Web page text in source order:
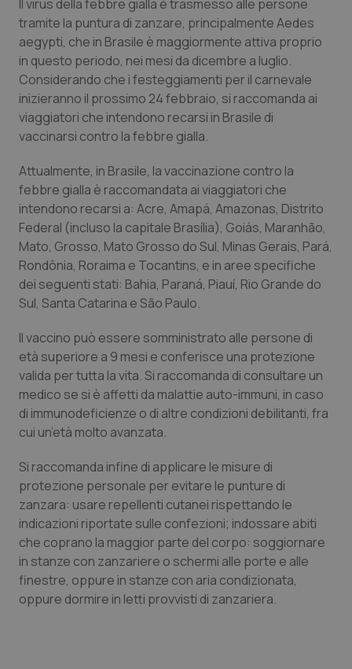
Provincia Autonoma di Bolzano
Provincia Autonoma di Trento
Puglia
Sicilia
Toscana
Umbria
Veneto
Infezioni & Febbre
Ipertensione & Scompenso
Malattie rare
Neuroscienze & patologie neurodegenerative
Obesità
Oftalmologia
Oncoematologia
Oncologia & Nutrizione
Psoriasi & pelle
Quotidiano Cardiologia
Quotidiano Chirurgia
Quotidiano Oncologia
Quotidiano Pediatria
Il virus della febbre gialla è trasmesso alle persone
tramite la puntura di zanzare, principalmente Aedes
aegypti, che in Brasile è maggiormente attiva proprio
in questo periodo, nei mesi da dicembre a luglio.
Considerando che i festeggiamenti per il carnevale
inizieranno il prossimo 24 febbraio, si raccomanda ai
viaggiatori che intendono recarsi in Brasile di
vaccinarsi contro la febbre gialla.
Attualmente, in Brasile, la vaccinazione contro la
febbre gialla è raccomandata ai viaggiatori che
intendono recarsi a: Acre, Amapá, Amazonas, Distrito
Federal (incluso la capitale Brasília), Goiás, Maranhão,
Mato, Grosso, Mato Grosso do Sul, Minas Gerais, Pará,
Rondônia, Roraima e Tocantins, e in aree specifiche
dei seguenti stati: Bahia, Paraná, Piauí, Rio Grande do
Sul, Santa Catarina e São Paulo.
Il vaccino può essere somministrato alle persone di
età superiore a 9 mesi e conferisce una protezione
valida per tutta la vita. Si raccomanda di consultare un
medico se si è affetti da malattie auto-immuni, in caso
di immunodeficienze o di altre condizioni debilitanti, fra
cui un’età molto avanzata.
Si raccomanda infine di applicare le misure di
protezione personale per evitare le punture di
zanzara: usare repellenti cutanei rispettando le
indicazioni riportate sulle confezioni; indossare abiti
che coprano la maggior parte del corpo: soggiornare
in stanze con zanzariere o schermi alle porte e alle
finestre, oppure in stanze con aria condizionata,
oppure dormire in letti provvisti di zanzariera.